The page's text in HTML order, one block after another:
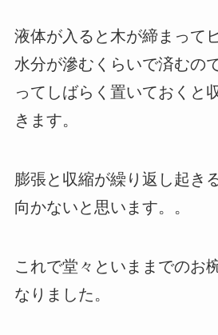
液体が入ると木が締まって
水分が滲むくらいで済むの
ってしばらく置いておくと
きます。
膨張と収縮が繰り返し起き
向かないと思います。。
これで堂々といままでのお
なりました。